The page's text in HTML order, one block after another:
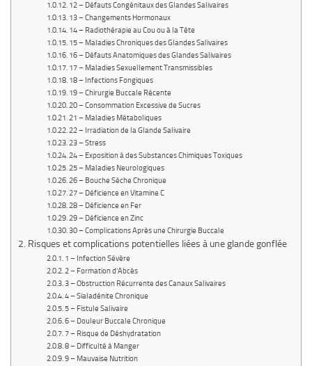
12 – Défauts Congénitaux des Glandes Salivaires
13 – Changements Hormonaux
14 – Radiothérapie au Cou ou à la Tête
15 – Maladies Chroniques des Glandes Salivaires
16 – Défauts Anatomiques des Glandes Salivaires
17 – Maladies Sexuellement Transmissibles
18 – Infections Fongiques
19 – Chirurgie Buccale Récente
20 – Consommation Excessive de Sucres
21 – Maladies Métaboliques
22 – Irradiation de la Glande Salivaire
23 – Stress
24 – Exposition à des Substances Chimiques Toxiques
25 – Maladies Neurologiques
26 – Bouche Sèche Chronique
27 – Déficience en Vitamine C
28 – Déficience en Fer
29 – Déficience en Zinc
30 – Complications Après une Chirurgie Buccale
Risques et complications potentielles liées à une glande gonflée
1 – Infection Sévère
2 – Formation d’Abcès
3 – Obstruction Récurrente des Canaux Salivaires
4 – Sialadénite Chronique
5 – Fistule Salivaire
6 – Douleur Buccale Chronique
7 – Risque de Déshydratation
8 – Difficulté à Manger
9 – Mauvaise Nutrition